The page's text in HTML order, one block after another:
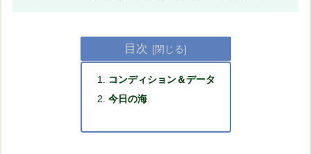
目次
コンディション＆データ
今日の海